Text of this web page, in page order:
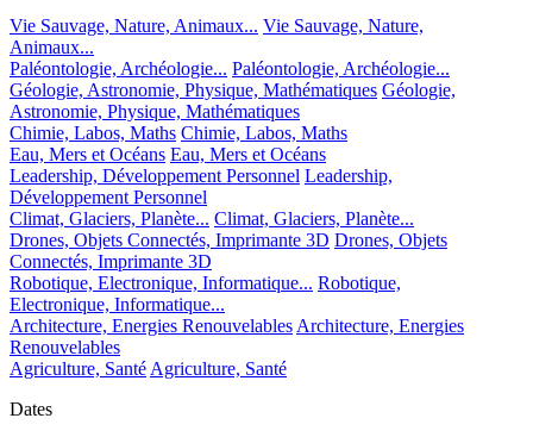
Vie Sauvage, Nature, Animaux... Vie Sauvage, Nature,
Animaux...
Paléontologie, Archéologie... Paléontologie, Archéologie...
Géologie, Astronomie, Physique, Mathématiques Géologie,
Astronomie, Physique, Mathématiques
Chimie, Labos, Maths Chimie, Labos, Maths
Eau, Mers et Océans Eau, Mers et Océans
Leadership, Développement Personnel Leadership,
Développement Personnel
Climat, Glaciers, Planète... Climat, Glaciers, Planète...
Drones, Objets Connectés, Imprimante 3D Drones, Objets
Connectés, Imprimante 3D
Robotique, Electronique, Informatique... Robotique,
Electronique, Informatique...
Architecture, Energies Renouvelables Architecture, Energies
Renouvelables
Agriculture, Santé Agriculture, Santé
Dates